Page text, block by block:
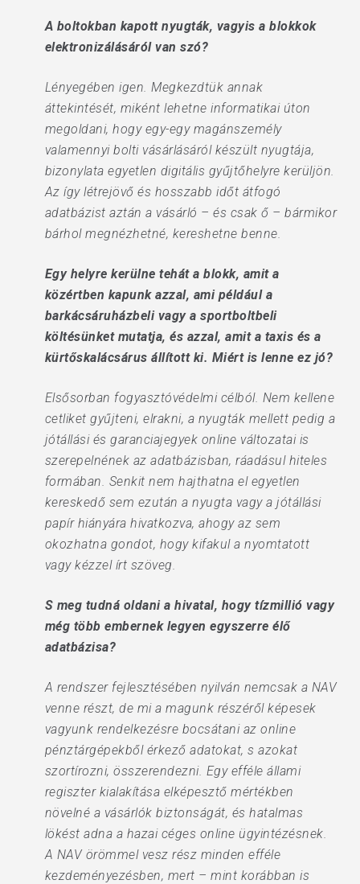
A boltokban kapott nyugták, vagyis a blokkok
elektronizálásáról van szó?
Lényegében igen. Megkezdtük annak
áttekintését, miként lehetne informatikai úton
megoldani, hogy egy-egy magánszemély
valamennyi bolti vásárlásáról készült nyugtája,
bizonylata egyetlen digitális gyűjtőhelyre kerüljön.
Az így létrejövő és hosszabb időt átfogó
adatbázist aztán a vásárló – és csak ő – bármikor
bárhol megnézhetné, kereshetne benne.
Egy helyre kerülne tehát a blokk, amit a
közértben kapunk azzal, ami például a
barkácsáruházbeli vagy a sportboltbeli
költésünket mutatja, és azzal, amit a taxis és a
kürtőskalácsárus állított ki. Miért is lenne ez jó?
Elsősorban fogyasztóvédelmi célból. Nem kellene
cetliket gyűjteni, elrakni, a nyugták mellett pedig a
jótállási és garanciajegyek online változatai is
szerepelnének az adatbázisban, ráadásul hiteles
formában. Senkit nem hajthatna el egyetlen
kereskedő sem ezután a nyugta vagy a jótállási
papír hiányára hivatkozva, ahogy az sem
okozhatna gondot, hogy kifakul a nyomtatott
vagy kézzel írt szöveg.
S meg tudná oldani a hivatal, hogy tízmillió vagy
még több embernek legyen egyszerre élő
adatbázisa?
A rendszer fejlesztésében nyilván nemcsak a NAV
venne részt, de mi a magunk részéről képesek
vagyunk rendelkezésre bocsátani az online
pénztárgépekből érkező adatokat, s azokat
szortírozni, összerendezni. Egy efféle állami
regiszter kialakítása elképesztő mértékben
növelné a vásárlók biztonságát, és hatalmas
lökést adna a hazai céges online ügyintézésnek.
A NAV örömmel vesz rész minden efféle
kezdeményezésben, mert – mint korábban is